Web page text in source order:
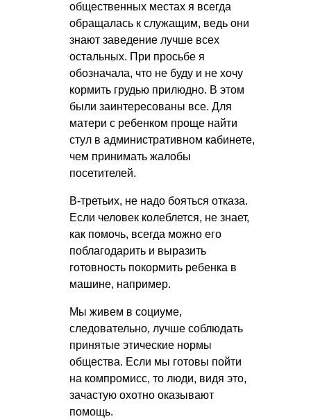
общественных местах я всегда
обращалась к служащим, ведь они
знают заведение лучше всех
остальных. При просьбе я
обозначала, что не буду и не хочу
кормить грудью прилюдно. В этом
были заинтересованы все. Для
матери с ребенком проще найти
стул в административном кабинете,
чем принимать жалобы
посетителей.
В-третьих, не надо бояться отказа.
Если человек колеблется, не знает,
как помочь, всегда можно его
поблагодарить и выразить
готовность покормить ребенка в
машине, например.
Мы живем в социуме,
следовательно, лучше соблюдать
принятые этические нормы
общества. Если мы готовы пойти
на компромисс, то люди, видя это,
зачастую охотно оказывают
помощь.